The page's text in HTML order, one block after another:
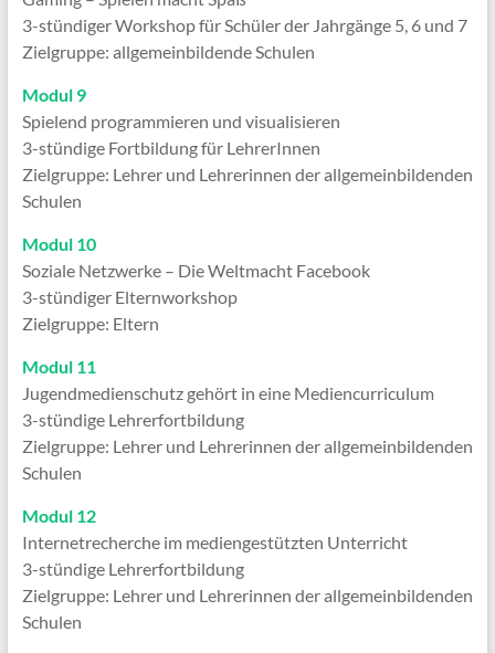
3-stündiger Workshop für Schüler der Jahrgänge 5, 6 und 7
Zielgruppe: allgemeinbildende Schulen
Modul 9
Spielend programmieren und visualisieren
3-stündige Fortbildung für LehrerInnen
Zielgruppe: Lehrer und Lehrerinnen der allgemeinbildenden
Schulen
Modul 10
Soziale Netzwerke – Die Weltmacht Facebook
3-stündiger Elternworkshop
Zielgruppe: Eltern
Modul 11
Jugendmedienschutz gehört in eine Mediencurriculum
3-stündige Lehrerfortbildung
Zielgruppe: Lehrer und Lehrerinnen der allgemeinbildenden
Schulen
Modul 12
Internetrecherche im mediengestützten Unterricht
3-stündige Lehrerfortbildung
Zielgruppe: Lehrer und Lehrerinnen der allgemeinbildenden
Schulen